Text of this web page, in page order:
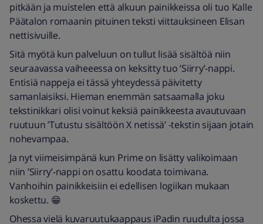
pitkään ja muistelen että alkuun painikkeissa oli tuo Kalle
Päätalon romaanin pituinen teksti viittauksineen Elisan
nettisivuille.
Sitä myötä kun palveluun on tullut lisää sisältöä niin
seuraavassa vaiheeessa on keksitty tuo ’Siirry’-nappi.
Entisiä nappeja ei tässä yhteydessä päivitetty
samanlaisiksi. Hieman enemmän satsaamalla joku
tekstinikkari olisi voinut keksiä painikkeesta avautuvaan
ruutuun ’Tutustu sisältöön X netissä’ -tekstin sijaan jotain
nohevampaa.
Ja nyt viimeisimpänä kun Prime on lisätty valikoimaan
niin ’Siirry’-nappi on osattu koodata toimivana.
Vanhoihin painikkeisiin ei edellisen logiikan mukaan
koskettu. 😁
Ohessa vielä kuvaruutukaappaus iPadin ruudulta jossa